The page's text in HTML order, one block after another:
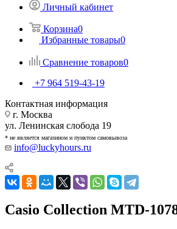
Личный кабинет
Корзина0
Избранные товары0
Сравнение товаров0
+7 964 519-43-19
Контактная информация
г. Москва
ул. Ленинская слобода 19
* не является магазином и пунктом самовывоза
info@luckyhours.ru
Casio Collection MTD-